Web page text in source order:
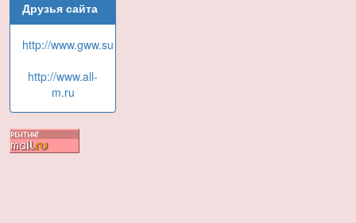
Друзья сайта
http://www.gww.su
http://www.all-
m.ru